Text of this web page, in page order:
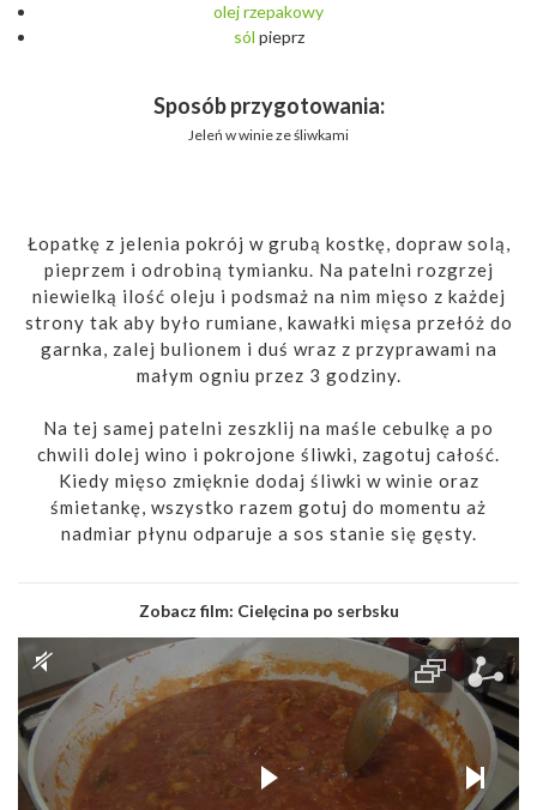
olejrzepakowy
sól pieprz
Sposób przygotowania:
Jeleń w winie ze śliwkami
Łopatkę z jelenia pokrój w grubą kostkę, dopraw solą,
pieprzem i odrobiną tymianku. Na patelni rozgrzej
niewielką ilość oleju i podsmaż na nim mięso z każdej
strony tak aby było rumiane, kawałki mięsa przełóż do
garnka, zalej bulionem i duś wraz z przyprawami na
małym ogniu przez 3 godziny.
Na tej samej patelni zeszklij na maśle cebulkę a po
chwili dolej wino i pokrojone śliwki, zagotuj całość.
Kiedy mięso zmięknie dodaj śliwki w winie oraz
śmietankę, wszystko razem gotuj do momentu aż
nadmiar płynu odparuje a sos stanie się gęsty.
Zobacz film: Cielęcina po serbsku